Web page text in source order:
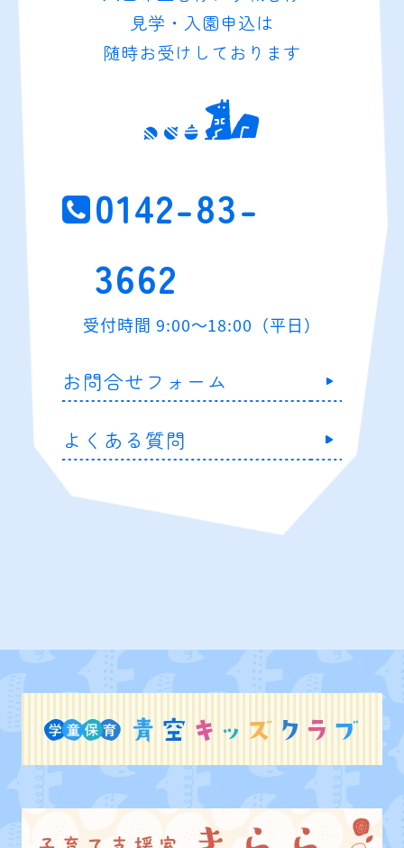
見学・入園申込は
随時お受けしております
0142-83-
3662
受付時間 9:00～18:00（平日）
お問合せフォーム
よくある質問